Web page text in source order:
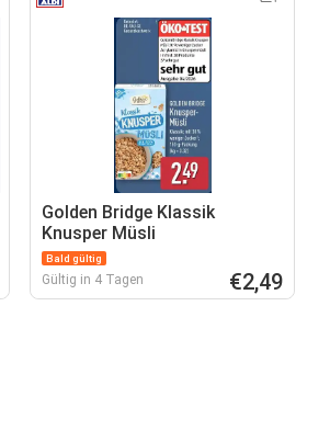
Golden Bridge Klassik
Knusper Müsli
Bald gültig
Gültig in 4 Tagen €2,49